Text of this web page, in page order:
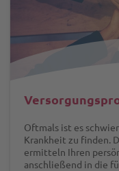
Oftmals ist es
Krankheit zu finden.
ermitteln Ihren
anschließend in die